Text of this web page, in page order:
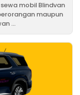
mobil Blindvan
maupun
...